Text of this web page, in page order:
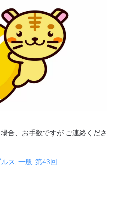
合、お手数ですが ご連絡くださ
ス 一般 第43回